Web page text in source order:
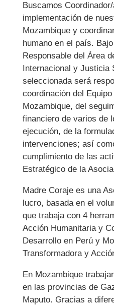
Buscamos
implementación de
Mozambique y
humano en el país.
Responsable del Área
Internacional y Justicia
seleccionada será
coordinación del
Mozambique, del
financiero de varios de
ejecución, de la
intervenciones; así
cumplimiento de las
Estratégico de la
Madre Coraje es una
lucro, basada en el
que trabaja con 4
Acción Humanitaria y
Desarrollo en Perú y
Transformadora y
En Mozambique
en las provincias de
Maputo. Gracias a